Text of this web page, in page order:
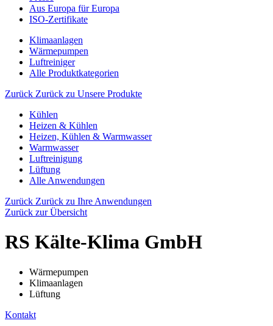
Aus Europa für Europa
ISO-Zertifikate
Klimaanlagen
Wärmepumpen
Luftreiniger
Alle Produktkategorien
Zurück Zurück zu Unsere Produkte
Kühlen
Heizen & Kühlen
Heizen, Kühlen & Warmwasser
Warmwasser
Luftreinigung
Lüftung
Alle Anwendungen
Zurück Zurück zu Ihre Anwendungen
Zurück zur Übersicht
RS Kälte-Klima GmbH
Wärmepumpen
Klimaanlagen
Lüftung
Kontakt